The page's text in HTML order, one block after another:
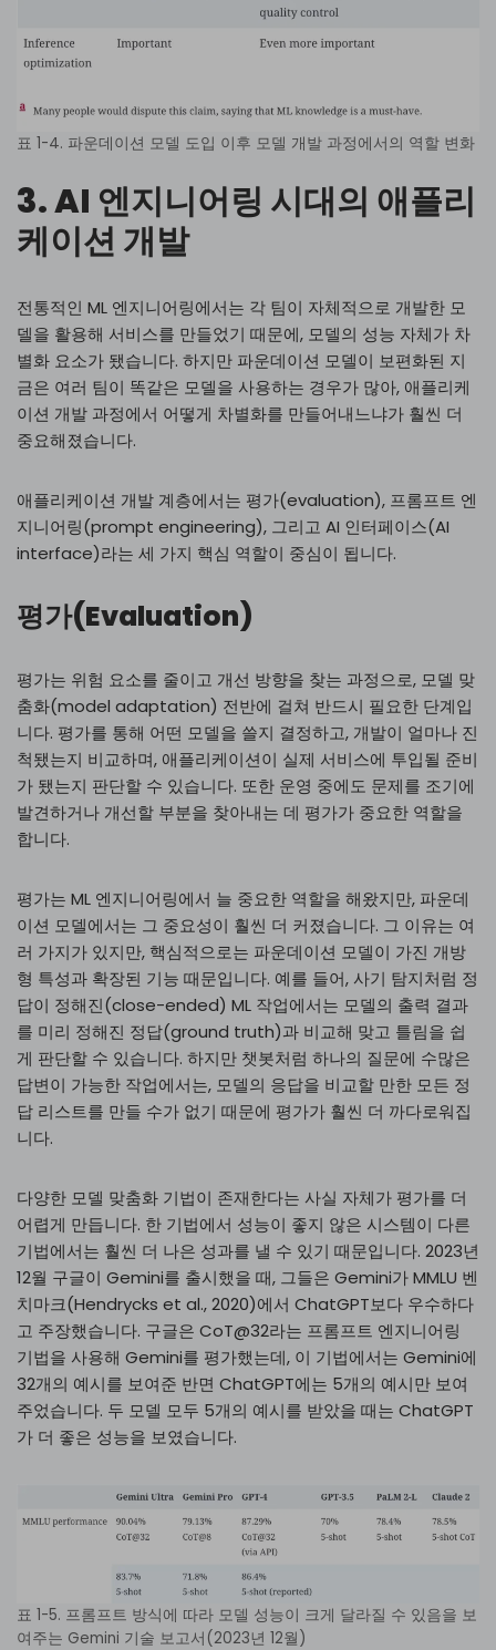
표 1-4. 파운데이션 모델 도입 이후 모델 개발 과정에서의 역할 변화
3. AI 엔지니어링 시대의 애플리
케이션 개발
전통적인 ML 엔지니어링에서는 각 팀이 자체적으로 개발한 모
델을 활용해 서비스를 만들었기 때문에, 모델의 성능 자체가 차
별화 요소가 됐습니다. 하지만 파운데이션 모델이 보편화된 지
금은 여러 팀이 똑같은 모델을 사용하는 경우가 많아, 애플리케
이션 개발 과정에서 어떻게 차별화를 만들어내느냐가 훨씬 더
중요해졌습니다.
애플리케이션 개발 계층에서는 평가(evaluation), 프롬프트 엔
지니어링(prompt engineering), 그리고 AI 인터페이스(AI
interface)라는 세 가지 핵심 역할이 중심이 됩니다.
평가(Evaluation)
평가는 위험 요소를 줄이고 개선 방향을 찾는 과정으로, 모델 맞
춤화(model adaptation) 전반에 걸쳐 반드시 필요한 단계입
니다. 평가를 통해 어떤 모델을 쓸지 결정하고, 개발이 얼마나 진
척됐는지 비교하며, 애플리케이션이 실제 서비스에 투입될 준비
가 됐는지 판단할 수 있습니다. 또한 운영 중에도 문제를 조기에
발견하거나 개선할 부분을 찾아내는 데 평가가 중요한 역할을
합니다.
평가는 ML 엔지니어링에서 늘 중요한 역할을 해왔지만, 파운데
이션 모델에서는 그 중요성이 훨씬 더 커졌습니다. 그 이유는 여
러 가지가 있지만, 핵심적으로는 파운데이션 모델이 가진 개방
형 특성과 확장된 기능 때문입니다. 예를 들어, 사기 탐지처럼 정
답이 정해진(close-ended) ML 작업에서는 모델의 출력 결과
를 미리 정해진 정답(ground truth)과 비교해 맞고 틀림을 쉽
게 판단할 수 있습니다. 하지만 챗봇처럼 하나의 질문에 수많은
답변이 가능한 작업에서는, 모델의 응답을 비교할 만한 모든 정
답 리스트를 만들 수가 없기 때문에 평가가 훨씬 더 까다로워집
니다.
다양한 모델 맞춤화 기법이 존재한다는 사실 자체가 평가를 더
어렵게 만듭니다. 한 기법에서 성능이 좋지 않은 시스템이 다른
기법에서는 훨씬 더 나은 성과를 낼 수 있기 때문입니다. 2023년
12월 구글이 Gemini를 출시했을 때, 그들은 Gemini가 MMLU 벤
치마크(Hendrycks et al., 2020)에서 ChatGPT보다 우수하다
고 주장했습니다. 구글은 CoT@32라는 프롬프트 엔지니어링
기법을 사용해 Gemini를 평가했는데, 이 기법에서는 Gemini에
32개의 예시를 보여준 반면 ChatGPT에는 5개의 예시만 보여
주었습니다. 두 모델 모두 5개의 예시를 받았을 때는 ChatGPT
가 더 좋은 성능을 보였습니다.
표 1-5. 프롬프트 방식에 따라 모델 성능이 크게 달라질 수 있음을 보
여주는 Gemini 기술 보고서(2023년 12월)